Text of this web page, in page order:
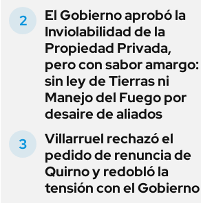
El Gobierno aprobó la
Inviolabilidad de la
Propiedad Privada,
pero con sabor amargo:
sin ley de Tierras ni
Manejo del Fuego por
desaire de aliados
Villarruel rechazó el
pedido de renuncia de
Quirno y redobló la
tensión con el Gobierno